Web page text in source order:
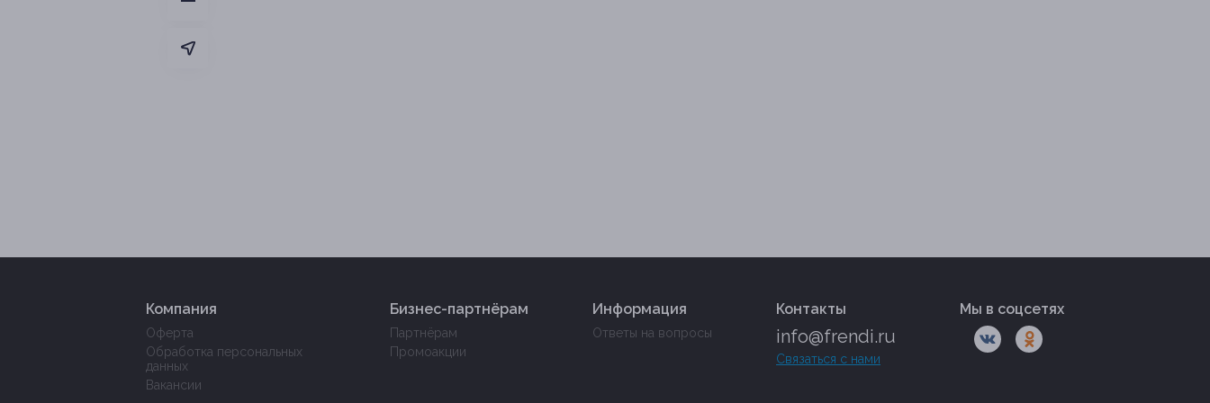
Компания
Оферта
Обработка персональных
данных
Вакансии
Бизнес-партнёрам
Партнёрам
Промоакции
Информация
Ответы на вопросы
Контакты
info@frendi.ru
Связаться с нами
Мы в соцсетях